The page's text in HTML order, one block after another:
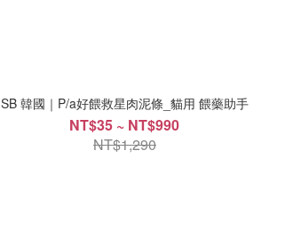
SB 韓國｜P/a好餵救星肉泥條_貓用 餵藥助手
NT$35 ~ NT$990
NT$1,290